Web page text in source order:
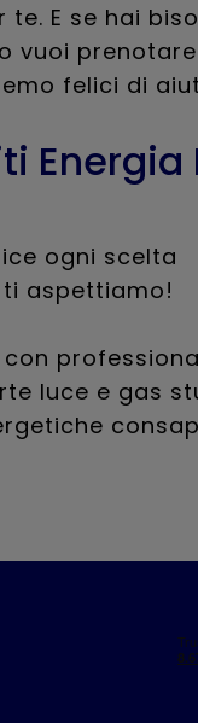
E se hai
vuoi
felici di
Energia
ogni scelta
aspettiamo!
luce e gas